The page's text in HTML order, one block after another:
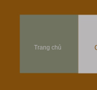
Trang chủ